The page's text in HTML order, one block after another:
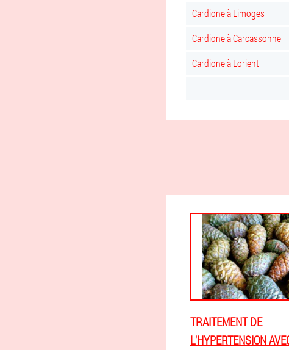
Cardione à Limoges
Cardione à Carcassonne
Cardione à Lorient
TRAITEMENT DE
L'HYPERTENSION